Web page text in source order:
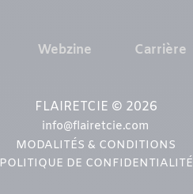
Webzine Carrière
MODALITÉS & CONDITIONS
POLITIQUE DE CONFIDENTIALITÉ
FLAIRETCIE © 2026
info@flairetcie.com